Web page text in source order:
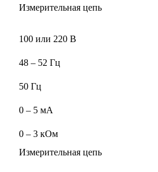
Измерительная цепь
100 или 220 В
48 – 52 Гц
50 Гц
0 – 5 мА
0 – 3 кОм
Измерительная цепь